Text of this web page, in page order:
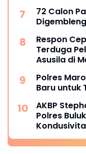
72 Calon
Respon
Terduga
Asusila di
Polres
Baru untuk
AKBP
Polres